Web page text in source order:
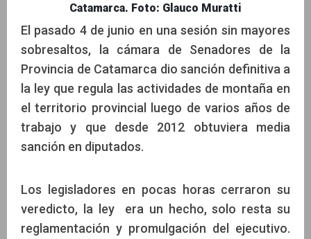
Catamarca. Foto: Glauco Muratti
El pasado 4 de junio en una sesión sin mayores
sobresaltos, la cámara de Senadores de la
Provincia de Catamarca dio sanción definitiva a
la ley que regula las actividades de montaña en
el territorio provincial luego de varios años de
trabajo y que desde 2012 obtuviera media
sanción en diputados.
Los legisladores en pocas horas cerraron su
veredicto, la ley era un hecho, solo resta su
reglamentación y promulgación del ejecutivo.